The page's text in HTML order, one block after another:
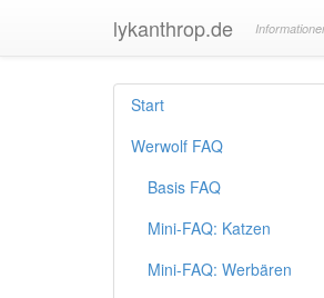
lykanthrop.de
Start
Werwolf FAQ
Basis FAQ
Mini-FAQ: Katzen
Mini-FAQ: Werbären